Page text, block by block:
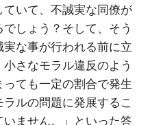
ていて、不誠実な同僚が
しょう？そして、そう
な事が行われる前に立
さなモラル違反のよう
ても一定の割合で発生
ルの問題に発展するこ
ません。」といった答